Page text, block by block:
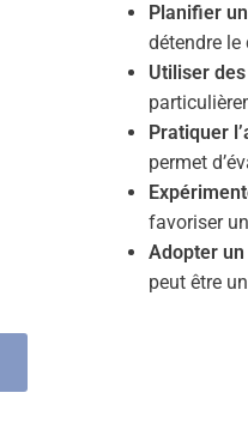
Planifier
détendre le
Utiliser
Pratiquer
permet
favoriser
Adopter
peut être